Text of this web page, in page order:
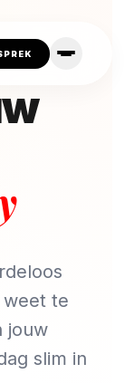
te
jouw
slim in